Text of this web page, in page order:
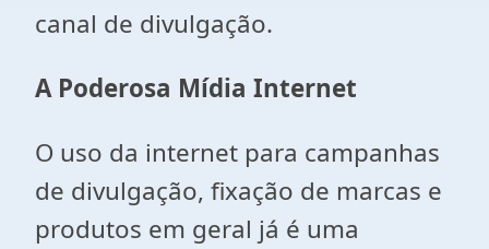
canal de divulgação.
A Poderosa Mídia Internet
O uso da internet para campanhas
de divulgação, fixação de marcas e
produtos em geral já é uma